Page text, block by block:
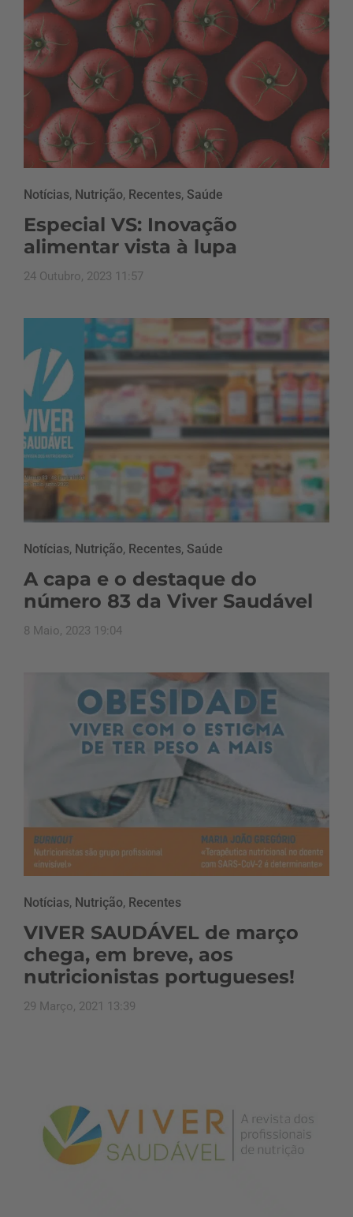
Notícias, Nutrição, Recentes, Saúde
Especial VS: Inovação
alimentar vista à lupa
24 Outubro, 2023 11:57
Notícias, Nutrição, Recentes, Saúde
A capa e o destaque do
número 83 da Viver Saudável
8 Maio, 2023 19:04
Notícias, Nutrição, Recentes
VIVER SAUDÁVEL de março
chega, em breve, aos
nutricionistas portugueses!
29 Março, 2021 13:39